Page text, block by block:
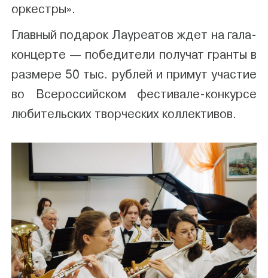
оркестры».
Главный подарок Лауреатов ждет на гала-
концерте — победители получат гранты в
размере 50 тыс. рублей и примут участие
во Всероссийском фестивале-конкурсе
любительских творческих коллективов.